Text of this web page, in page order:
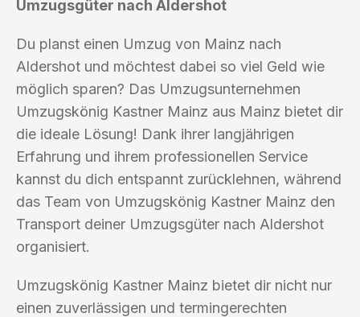
Umzugsgüter nach Aldershot
Du planst einen Umzug von Mainz nach
Aldershot und möchtest dabei so viel Geld wie
möglich sparen? Das Umzugsunternehmen
Umzugskönig Kastner Mainz aus Mainz bietet dir
die ideale Lösung! Dank ihrer langjährigen
Erfahrung und ihrem professionellen Service
kannst du dich entspannt zurücklehnen, während
das Team von Umzugskönig Kastner Mainz den
Transport deiner Umzugsgüter nach Aldershot
organisiert.
Umzugskönig Kastner Mainz bietet dir nicht nur
einen zuverlässigen und termingerechten